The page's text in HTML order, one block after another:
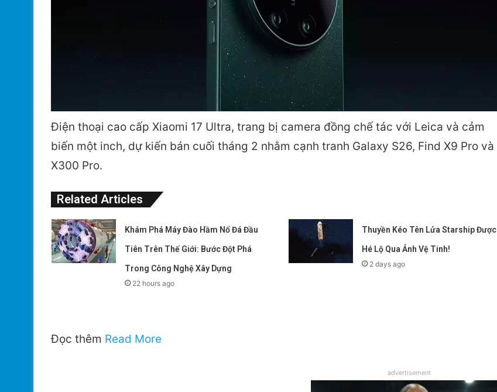
Điện thoại cao cấp Xiaomi 17 Ultra, trang bị camera đồng chế tác với Leica và cảm
biến một inch, dự kiến bán cuối tháng 2 nhằm cạnh tranh Galaxy S26, Find X9 Pro và
X300 Pro.
Related Articles
Khám Phá Máy Đào Hầm Nổ Đá Đầu
Tiên Trên Thế Giới: Bước Đột Phá
Trong Công Nghệ Xây Dựng
22 hours ago
Thuyền Kéo Tên Lửa Starship Được
Hé Lộ Qua Ảnh Vệ Tinh!
2 days ago
Đọc thêm Read More
advertisement